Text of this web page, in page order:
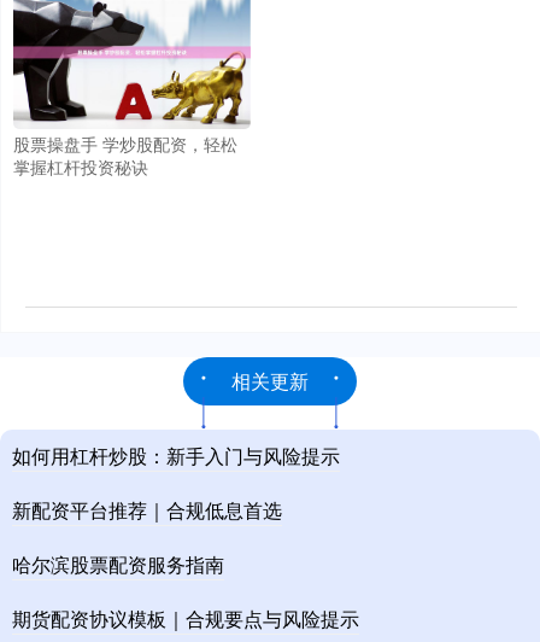
股票操盘手 学炒股配资，轻松
掌握杠杆投资秘诀
相关更新
如何用杠杆炒股：新手入门与风险提示
新配资平台推荐｜合规低息首选
哈尔滨股票配资服务指南
期货配资协议模板｜合规要点与风险提示